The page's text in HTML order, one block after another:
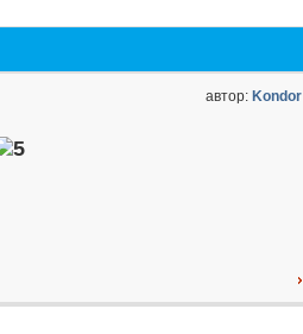
автор: Kondor